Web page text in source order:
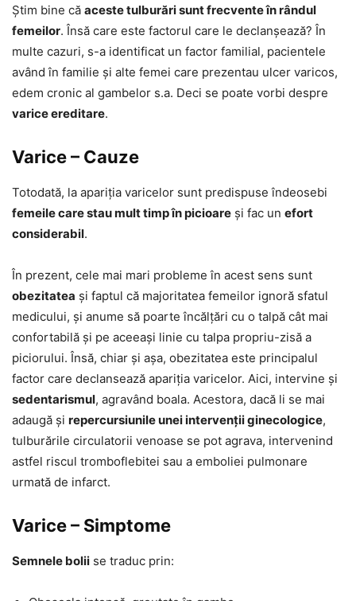
Știm bine că aceste tulburări sunt frecvente în rândul
femeilor. Însă care este factorul care le declanșează? În
multe cazuri, s-a identificat un factor familial, pacientele
având în familie și alte femei care prezentau ulcer varicos,
edem cronic al gambelor s.a. Deci se poate vorbi despre
varice ereditare.
Varice – Cauze
Totodată, la apariția varicelor sunt predispuse îndeosebi
femeile care stau mult timp în picioare și fac un efort
considerabil.
În prezent, cele mai mari probleme în acest sens sunt
obezitatea și faptul că majoritatea femeilor ignoră sfatul
medicului, și anume să poarte încălțări cu o talpă cât mai
confortabilă și pe aceeași linie cu talpa propriu-zisă a
piciorului. Însă, chiar și așa, obezitatea este principalul
factor care declansează apariția varicelor. Aici, intervine și
sedentarismul, agravând boala. Acestora, dacă li se mai
adaugă și repercursiunile unei intervenții ginecologice,
tulburările circulatorii venoase se pot agrava, intervenind
astfel riscul tromboflebitei sau a emboliei pulmonare
urmată de infarct.
Varice – Simptome
Semnele bolii se traduc prin: